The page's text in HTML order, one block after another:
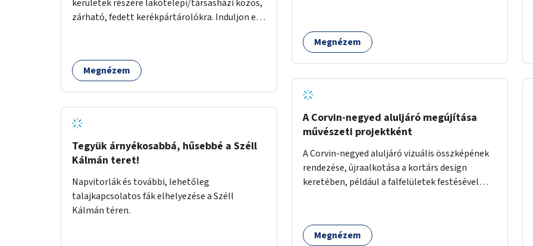
kerületek részére lakótelepi/társasházi közös,
zárható, fedett kerékpártárolókra. Induljon egy
számára az üzemeltetés.
Megnézem
Tegyük árnyékosabbá, hűsebbé a Széll
Kálmán teret!
Napvitorlák és további, lehetőleg
talajkapcsolatos fák elhelyezése a Széll
Kálmán téren.
eszközökkel.
Megnézem
A Corvin-negyed aluljáró megújítása
művészeti projektként
A Corvin-negyed aluljáró vizuális összképének
rendezése, újraalkotása a kortárs design
keretében, például a falfelületek festésével
alkotásai, termékei jelenhetnének meg
alkalmat adva a bemutatkozásra, szélesebb
Megnézem